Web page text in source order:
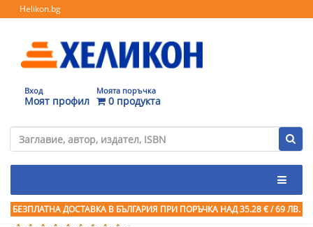
Helikon.bg
Вход
Моят профил
Моята поръчка
0 продукта
БЕЗПЛАТНА ДОСТАВКА В БЪЛГАРИЯ ПРИ ПОРЪЧКА НАД 35.28 € / 69 ЛВ.